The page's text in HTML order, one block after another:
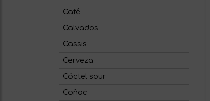
Café
Calvados
Cassis
Cerveza
Cóctel sour
Coñac